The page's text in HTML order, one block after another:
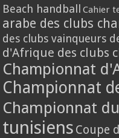
Beach handball Cahier
arabe des clubs
des clubs vainqueurs
d'Afrique des clubs
Championnat
Championnat
Championnat
tunisiens Coupe